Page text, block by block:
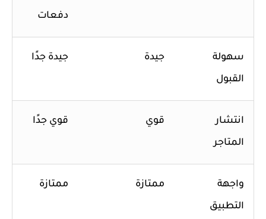
دفعات
سهولة
القبول
جيدة جيدة جدًا
انتشار
المتاجر
قوي قوي جدًا
واجهة
التطبيق
ممتازة ممتازة